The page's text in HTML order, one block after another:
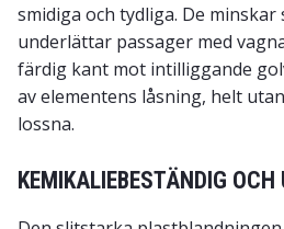
smidiga och tydliga. De
underlättar passager med
färdig kant mot intilliggande
av elementens låsning, helt
lossna.
KEMIKALIEBESTÄNDIG OCH